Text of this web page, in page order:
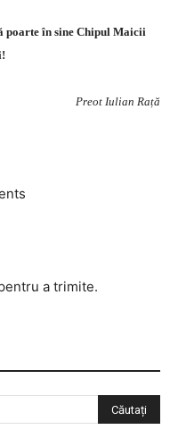
poarte în sine Chipul Maicii
Preot Iulian Rață
a trimite.